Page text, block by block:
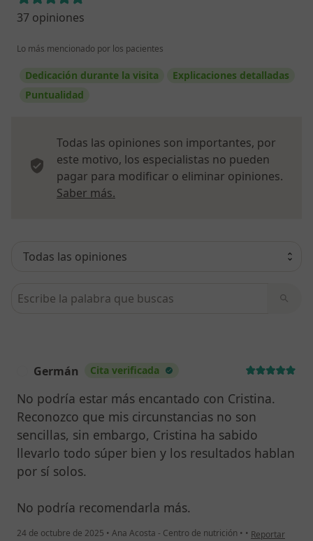
37 opiniones
Lo más mencionado por los pacientes
Dedicación durante la visita
Explicaciones detalladas
Puntualidad
Todas las opiniones son importantes, por
este motivo, los especialistas no pueden
pagar para modificar o eliminar opiniones.
Saber más.
Busca en opiniones
Germán Cita verificada
No podría estar más encantado con Cristina.
Reconozco que mis circunstancias no son
sencillas, sin embargo, Cristina ha sabido
llevarlo todo súper bien y los resultados hablan
por sí solos.
No podría recomendarla más.
24 de octubre de 2025 • Ana Acosta - Centro de nutrición • • en opinión del
Reportar